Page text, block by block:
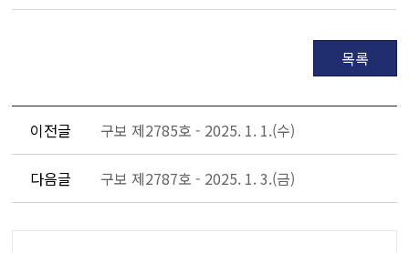
목록
이전글 구보 제2785호 - 2025. 1. 1.(수)
다음글 구보 제2787호 - 2025. 1. 3.(금)